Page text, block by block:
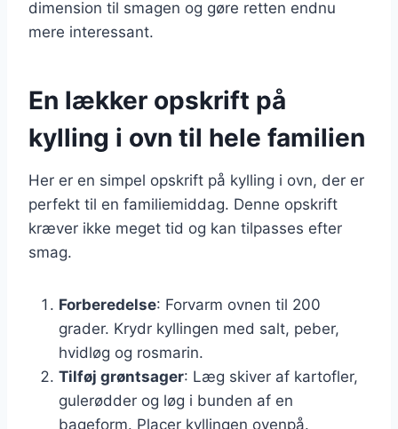
dimension til smagen og gøre retten endnu
mere interessant.
En lækker opskrift på
kylling i ovn til hele familien
Her er en simpel opskrift på kylling i ovn, der er
perfekt til en familiemiddag. Denne opskrift
kræver ikke meget tid og kan tilpasses efter
smag.
Forberedelse: Forvarm ovnen til 200
grader. Krydr kyllingen med salt, peber,
hvidløg og rosmarin.
Tilføj grøntsager: Læg skiver af kartofler,
gulerødder og løg i bunden af en
bageform. Placer kyllingen ovenpå.